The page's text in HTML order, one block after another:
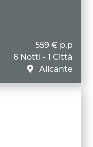
559 € p.p
6 Notti - 1 Città
Alicante